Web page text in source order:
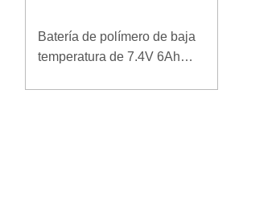
Batería de polímero de baja
temperatura de 7.4V 6Ah